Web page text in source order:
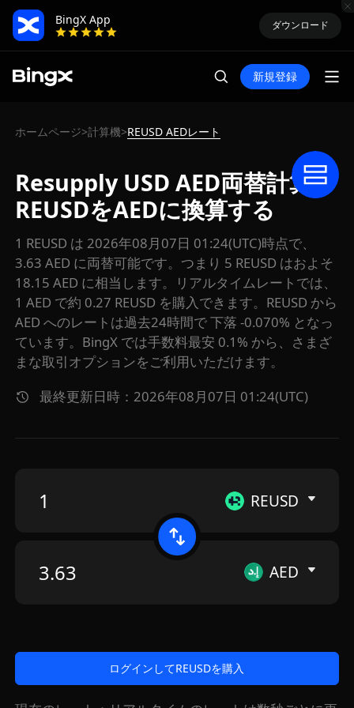
BingX App
ダウンロード
新規登録
ホームページ>計算機>REUSD AEDレート
Resupply USD AED両替計算：
REUSDをAEDに換算する
1 REUSD は 2026年08月07日 01:24(UTC)時点で、
3.63 AED に両替可能です。つまり 5 REUSD はおよそ
18.15 AED に相当します。リアルタイムレートでは、
1 AED で約 0.27 REUSD を購入できます。REUSD から
AED へのレートは過去24時間で 下落 -0.070% となっ
ています。BingX では手数料最安 0.1% から、さまざ
まな取引オプションをご利用いただけます。
最終更新日時：2026年08月07日 01:24(UTC)
REUSD
AED
ログインしてREUSDを購入